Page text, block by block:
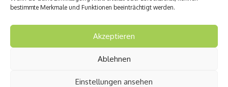
bestimmte Merkmale und Funktionen beeinträchtigt werden.
Akzeptieren
Ablehnen
Einstellungen ansehen